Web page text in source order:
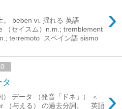
›
。 beben vi. 揺れる 英語
（セイスム）n.m.; tremblement
terremoto スペイン語 sismo
›
データ （発音「ドネ」） ＜
（与える） の過去分詞。 英語